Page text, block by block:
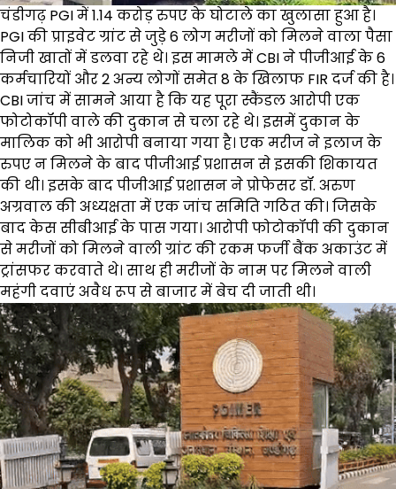
चंडीगढ़ PGI में 1.14 करोड़ रुपए के घोटाले का खुलासा हुआ है।
PGI की प्राइवेट ग्रांट से जुड़े 6 लोग मरीजों को मिलने वाला पैसा
निजी खातों में डलवा रहे थे। इस मामले में CBI ने पीजीआई के 6
कर्मचारियों और 2 अन्य लोगों समेत 8 के खिलाफ FIR दर्ज की है।
CBI जांच में सामने आया है कि यह पूरा स्कैंडल आरोपी एक
फोटोकॉपी वाले की दुकान से चला रहे थे। इसमें दुकान के
मालिक को भी आरोपी बनाया गया है। एक मरीज ने इलाज के
रुपए न मिलने के बाद पीजीआई प्रशासन से इसकी शिकायत
की थी। इसके बाद पीजीआई प्रशासन ने प्रोफेसर डॉ. अरुण
अग्रवाल की अध्यक्षता में एक जांच समिति गठित की। जिसके
बाद केस सीबीआई के पास गया। आरोपी फोटोकॉपी की दुकान
से मरीजों को मिलने वाली ग्रांट की रकम फर्जी बैंक अकाउंट में
ट्रांसफर करवाते थे। साथ ही मरीजों के नाम पर मिलने वाली
महंगी दवाएं अवैध रूप से बाजार में बेच दी जाती थी।